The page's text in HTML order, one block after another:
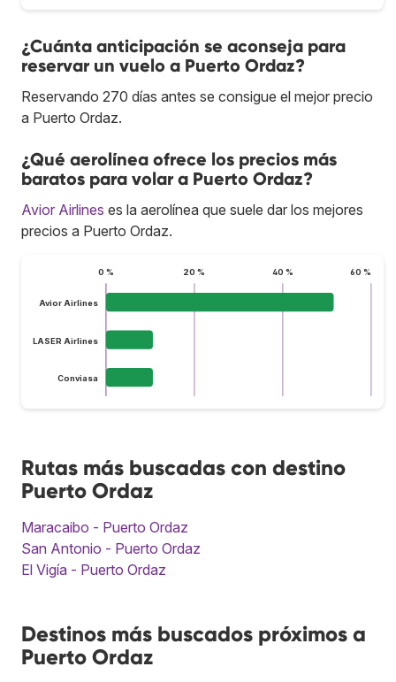
¿Cuánta anticipación se aconseja para
reservar un vuelo a Puerto Ordaz?
Reservando 270 días antes se consigue el mejor precio
a Puerto Ordaz.
¿Qué aerolínea ofrece los precios más
baratos para volar a Puerto Ordaz?
Avior Airlines es la aerolínea que suele dar los mejores
precios a Puerto Ordaz.
0 % 20 % 40 % 60 %
Avior Airlines
LASER Airlines
Conviasa
Rutas más buscadas con destino
Puerto Ordaz
Maracaibo - Puerto Ordaz
San Antonio - Puerto Ordaz
El Vigía - Puerto Ordaz
Destinos más buscados próximos a
Puerto Ordaz